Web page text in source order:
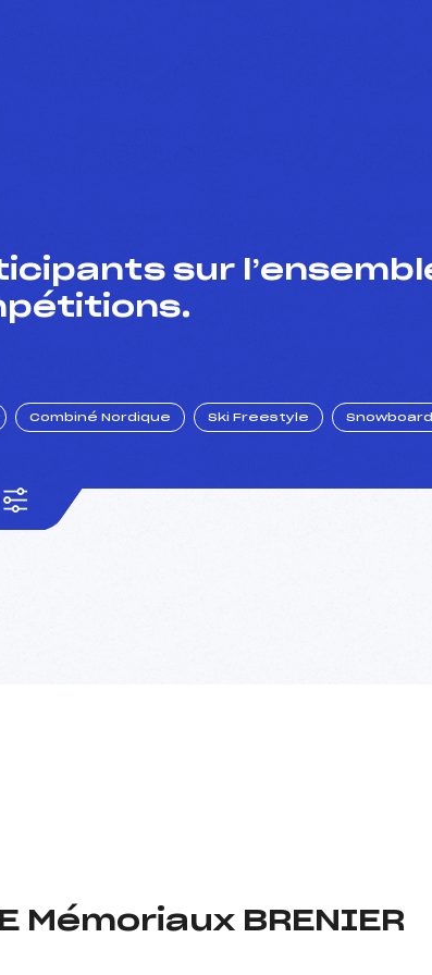
sur
Combiné Nordique Ski Freestyle Snowboard
Mémoriaux BRENIER